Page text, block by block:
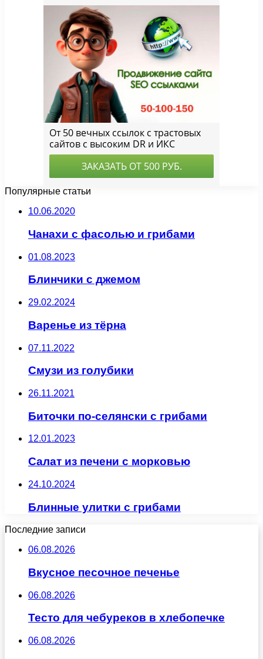
Популярные статьи
10.06.2020
Чанахи с фасолью и грибами
01.08.2023
Блинчики с джемом
29.02.2024
Варенье из тёрна
07.11.2022
Смузи из голубики
26.11.2021
Биточки по-селянски с грибами
12.01.2023
Салат из печени с морковью
24.10.2024
Блинные улитки с грибами
Последние записи
06.08.2026
Вкусное песочное печенье
06.08.2026
Тесто для чебуреков в хлебопечке
06.08.2026